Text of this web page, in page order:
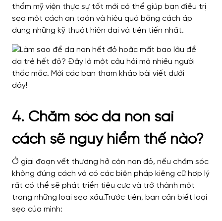
thẩm mỹ viện thực sự tốt mới có thể giúp bạn điều trị
sẹo một cách an toàn và hiệu quả bằng cách áp
dụng những kỹ thuật hiện đại và tiên tiến nhất.
4. Chăm sóc da non sai
cách sẽ nguy hiểm thế nào?
Ở giai đoạn vết thương hở còn non đỏ, nếu chăm sóc
không đúng cách và có các biện pháp kiêng cữ hợp lý
rất có thể sẽ phát triển tiêu cực và trở thành một
trong những loại sẹo xấu.Trước tiên, bạn cần biết loại
sẹo của mình: